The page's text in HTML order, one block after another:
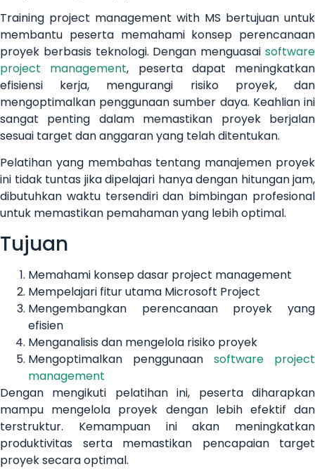
Training project management with MS bertujuan untuk
membantu peserta memahami konsep perencanaan
proyek berbasis teknologi. Dengan menguasai software
project management, peserta dapat meningkatkan
efisiensi kerja, mengurangi risiko proyek, dan
mengoptimalkan penggunaan sumber daya. Keahlian ini
sangat penting dalam memastikan proyek berjalan
sesuai target dan anggaran yang telah ditentukan.
Pelatihan yang membahas tentang manajemen proyek
ini tidak tuntas jika dipelajari hanya dengan hitungan jam,
dibutuhkan waktu tersendiri dan bimbingan profesional
untuk memastikan pemahaman yang lebih optimal.
Tujuan
Memahami konsep dasar project management
Mempelajari fitur utama Microsoft Project
Mengembangkan perencanaan proyek yang
efisien
Menganalisis dan mengelola risiko proyek
Mengoptimalkan penggunaan software project
management
Dengan mengikuti pelatihan ini, peserta diharapkan
mampu mengelola proyek dengan lebih efektif dan
terstruktur. Kemampuan ini akan meningkatkan
produktivitas serta memastikan pencapaian target
proyek secara optimal.